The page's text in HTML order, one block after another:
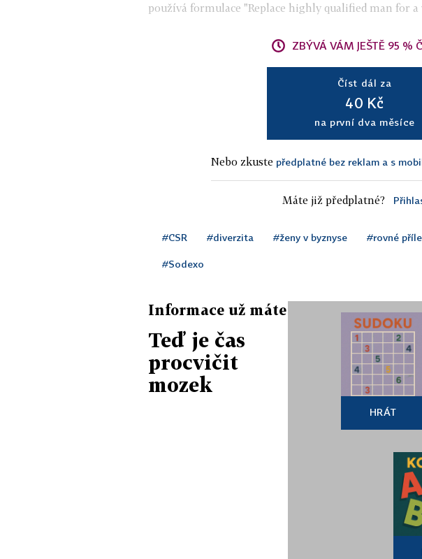
používá formulace "Replace highly qualified man for a
ZBÝVÁ VÁM JEŠTĚ 95 %
Číst dál za
40 Kč
na první dva měsíce
Nebo zkuste předplatné bez reklam a s
Máte již předplatné?
#CSR #diverzita #ženy v byznyse #rovné
#Sodexo
Informace už máte
Teď je čas
procvičit
mozek
HRÁT